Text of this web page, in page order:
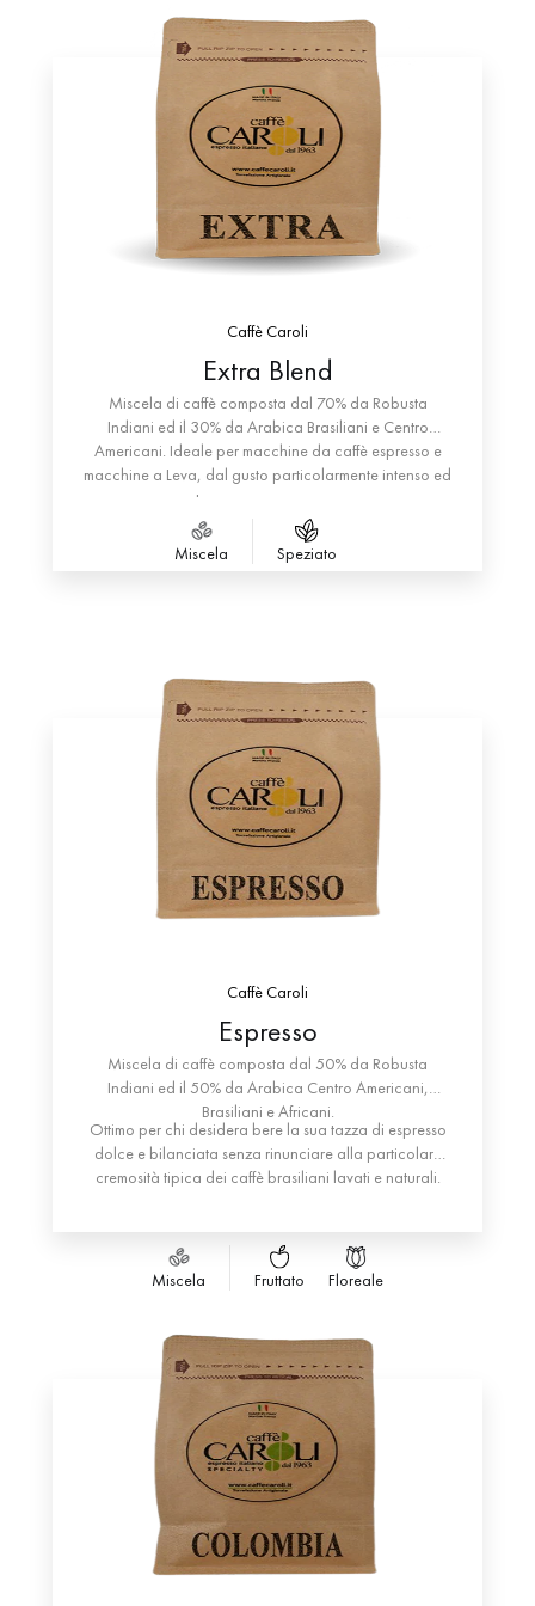
Caffè Caroli
Extra Blend
Miscela di caffè composta dal 70% da Robusta
Indiani ed il 30% da Arabica Brasiliani e Centro
Americani. Ideale per macchine da caffè espresso e
macchine a Leva, dal gusto particolarmente intenso ed
una tazza cremosa e corposa.
Miscela Speziato
Caffè Caroli
Espresso
Miscela di caffè composta dal 50% da Robusta
Indiani ed il 50% da Arabica Centro Americani,
Brasiliani e Africani.
Ottimo per chi desidera bere la sua tazza di espresso
dolce e bilanciata senza rinunciare alla particolare
cremosità tipica dei caffè brasiliani lavati e naturali.
Miscela Fruttato Floreale